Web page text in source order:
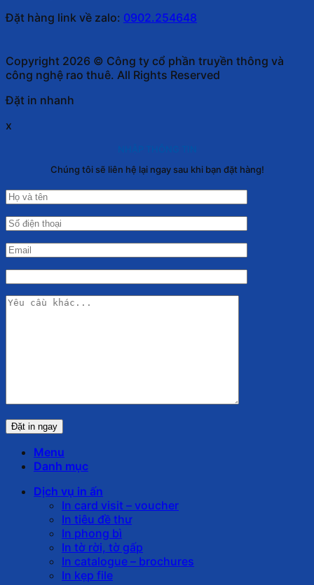
Đặt hàng link về zalo: 0902.254648
Copyright 2026 © Công ty cổ phần truyền thông và
công nghệ rao thuê. All Rights Reserved
Đặt in nhanh
x
Chúng tôi sẽ liên hệ lại ngay sau khi bạn đặt hàng!
Menu
Danh mục
Dịch vụ in ấn
In card visit – voucher
In tiêu đề thư
In phong bì
In tờ rời, tờ gấp
In catalogue – brochures
In kẹp file